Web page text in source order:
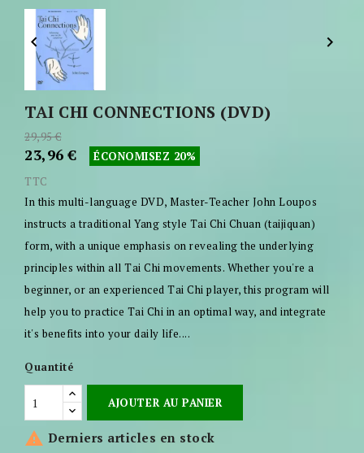
 
TAI CHI CONNECTIONS (DVD)
29,95 €
23,96 €
ÉCONOMISEZ 20%
TTC
In this multi-language DVD, Master-Teacher John Loupos
instructs a traditional Yang style Tai Chi Chuan (taijiquan)
form, with a unique emphasis on revealing the underlying
principles within all Tai Chi movements. Whether you're a
beginner, or an experienced Tai Chi player, this program will
help you to practice Tai Chi in an optimal way, and integrate
it's benefits into your daily life....
Quantité
AJOUTER AU PANIER
 Derniers articles en stock